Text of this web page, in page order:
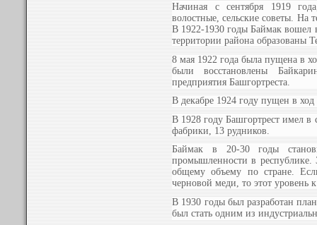
Начиная с сентября 1919
волостные, сельские советы. На
В 1922-1930 годы Баймак вошел
территории района образованы
8 мая 1922 года была пущена в
были восстановлены
предприятия Башгортреста.
В декабре 1924 году пущен в
В 1928 году Башгортрест имел в
фабрики, 13 рудников.
Баймак в 20-30 годы
промышленности в республике.
общему объему по стране.
черновой меди, то этот уровень
В 1930 годы был разработан
был стать одним из